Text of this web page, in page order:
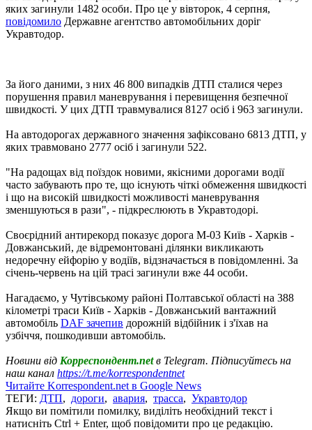
яких загинули 1482 особи. Про це у вівторок, 4 серпня,
повідомило Державне агентство автомобільних доріг
Укравтодор.
За його даними, з них 46 800 випадків ДТП сталися через
порушення правил маневрування і перевищення безпечної
швидкості. У цих ДТП травмувалися 8127 осіб і 963 загинули.
На автодорогах державного значення зафіксовано 6813 ДТП, у
яких травмовано 2777 осіб і загинули 522.
"На радощах від поїздок новими, якісними дорогами водії
часто забувають про те, що існують чіткі обмеження швидкості
і що на високій швидкості можливості маневрування
зменшуються в рази", - підкреслюють в Укравтодорі.
Своєрідний антирекорд показує дорога М-03 Київ - Харків -
Довжанський, де відремонтовані ділянки викликають
недоречну ейфорію у водіїв, відзначається в повідомленні. За
січень-червень на цій трасі загинули вже 44 особи.
Нагадаємо, у Чутівському районі Полтавської області на 388
кілометрі траси Київ - Харків - Довжанський вантажний
автомобіль DAF зачепив дорожній відбійник і з'їхав на
узбіччя, пошкодивши автомобіль.
Новини від Корреспондент.netв Telegram. Підписуйтесь на
наш канал https://t.me/korrespondentnet
Читайте Korrespondent.net в Google News
ТЕГИ: ДТП, дороги, авария, трасса, Укравтодор
Якщо ви помітили помилку, виділіть необхідний текст і
натисніть Ctrl + Enter, щоб повідомити про це редакцію.